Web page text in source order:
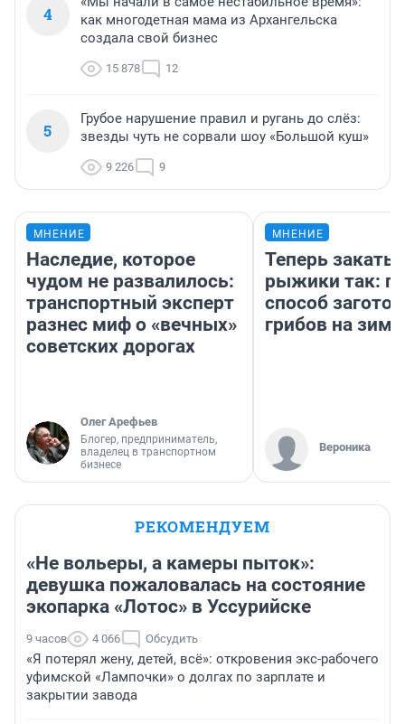
4
как многодетная мама из Архангельска
создала свой бизнес
15 878 12
5
Грубое нарушение правил и ругань до слёз:
звезды чуть не сорвали шоу «Большой куш»
9 226 9
МНЕНИЕ
Наследие, которое
чудом не развалилось:
транспортный эксперт
разнес миф о «вечных»
советских дорогах
Олег Арефьев
Блогер, предприниматель,
владелец в транспортном
бизнесе
МНЕНИЕ
Теперь
рыжики так:
способ
грибов на зиму
Вероника
РЕКОМЕНДУЕМ
«Не вольеры, а камеры пыток»:
девушка пожаловалась на состояние
экопарка «Лотос» в Уссурийске
9 часов 4 066 Обсудить
«Я потерял жену, детей, всё»: откровения экс-рабочего
уфимской «Лампочки» о долгах по зарплате и
закрытии завода